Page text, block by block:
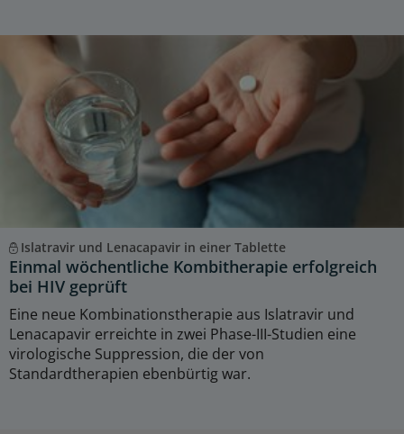
Islatravir und Lenacapavir in einer Tablette
Einmal wöchentliche Kombitherapie erfolgreich
bei HIV geprüft
Eine neue Kombinationstherapie aus Islatravir und
Lenacapavir erreichte in zwei Phase-III-Studien eine
virologische Suppression, die der von
Standardtherapien ebenbürtig war.